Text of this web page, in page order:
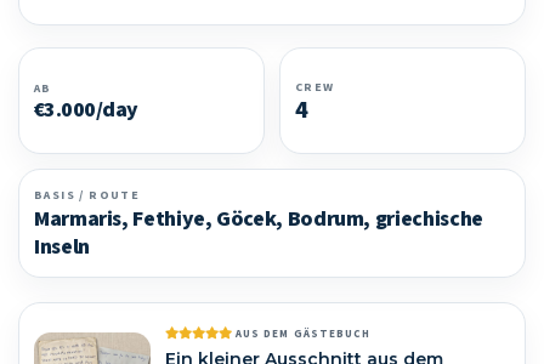
AB
€3.000/day
CREW
4
BASIS / ROUTE
Marmaris, Fethiye, Göcek, Bodrum, griechische
Inseln
AUS DEM GÄSTEBUCH